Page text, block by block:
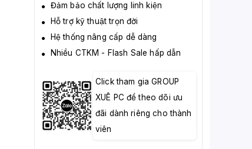
Đảm bảo chất lượng linh kiện
Hỗ trợ kỹ thuật trọn đời
Hệ thống nâng cấp dễ dàng
Nhiều CTKM - Flash Sale hấp dẫn
Click tham gia GROUP
XUÊ PC để theo dõi ưu
đãi dành riêng cho thành
viên